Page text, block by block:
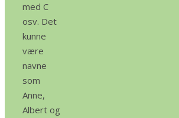
med C
osv. Det
kunne
være
navne
som
Anne,
Albert og